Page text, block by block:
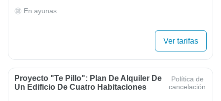
En ayunas
Ver tarifas
Proyecto "Te Pillo": Plan De Alquiler De
Un Edificio De Cuatro Habitaciones
Política de
cancelación